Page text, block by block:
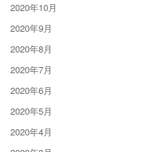
2020年10月
2020年9月
2020年8月
2020年7月
2020年6月
2020年5月
2020年4月